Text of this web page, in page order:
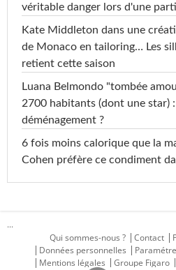
véritable danger lors d'une
Kate Middleton dans une
de Monaco en tailoring… Les
retient cette saison
Luana Belmondo "tombée
2700 habitants (dont une star)
déménagement ?
6 fois moins calorique que la
Cohen préfère ce condiment
...
Qui sommes-nous ?
Contact
Données personnelles
Mentions légales
Groupe Figaro